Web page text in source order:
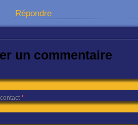
Répondre
un commentaire
*